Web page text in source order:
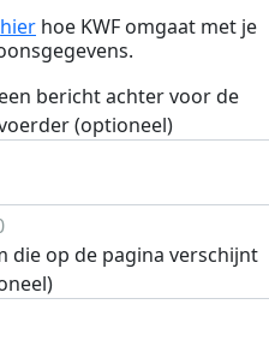
E-mails verstuurd
opgehaald: t-shirt
hier hoe KWF omgaat met je
bericht achter voor de
(optioneel)
die op de pagina verschijnt